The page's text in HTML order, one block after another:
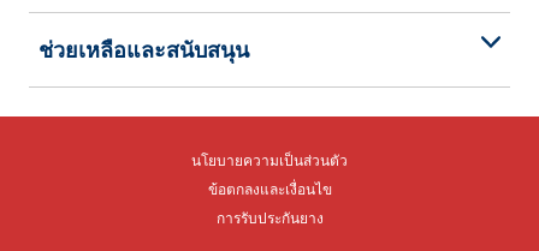
ช่วยเหลือและสนับสนุน
นโยบายความเป็นส่วนตัว
ข้อตกลงและเงื่อนไข
การรับประกันยาง